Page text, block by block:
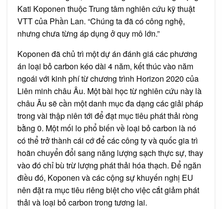
Kati Koponen thuộc Trung tâm nghiên cứu kỹ thuật
VTT của Phần Lan. “Chúng ta đã có công nghệ,
nhưng chưa từng áp dụng ở quy mô lớn.”
Koponen đã chủ trì một dự án đánh giá các phương
án loại bỏ carbon kéo dài 4 năm, kết thúc vào năm
ngoái với kinh phí từ chương trình Horizon 2020 của
Liên minh châu Âu. Một bài học từ nghiên cứu này là
châu Âu sẽ cần một danh mục đa dạng các giải pháp
trong vài thập niên tới để đạt mục tiêu phát thải ròng
bằng 0. Một mối lo phổ biến về loại bỏ carbon là nó
có thể trở thành cái cớ để các công ty và quốc gia trì
hoãn chuyển đổi sang năng lượng sạch thực sự, thay
vào đó chỉ bù trừ lượng phát thải hóa thạch. Để ngăn
điều đó, Koponen và các cộng sự khuyến nghị EU
nên đặt ra mục tiêu riêng biệt cho việc cắt giảm phát
thải và loại bỏ carbon trong tương lai.